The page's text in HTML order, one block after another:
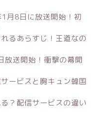
月8日に放送開始！初
るあらすじ！王道なの
放送開始！衝撃の幕開
ービスと胸キュン韓国
？配信サービスの違い